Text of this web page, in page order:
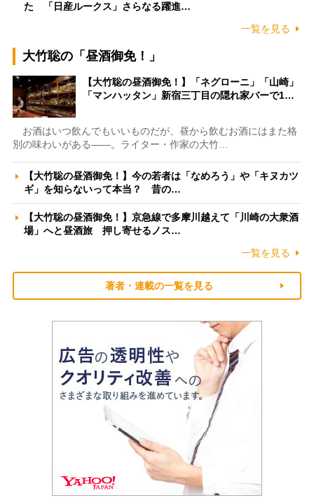
た 「日産ルークス」さらなる躍進…
一覧を見る
大竹聡の「昼酒御免！」
【大竹聡の昼酒御免！】「ネグローニ」「山崎」
「マンハッタン」新宿三丁目の隠れ家バーで1…
お酒はいつ飲んでもいいものだが、昼から飲むお酒にはまた格
別の味わいがある――。ライター・作家の大竹…
【大竹聡の昼酒御免！】今の若者は「なめろう」や「キヌカツ
ギ」を知らないって本当？ 昔の…
【大竹聡の昼酒御免！】京急線で多摩川越えて「川崎の大衆酒
場」へと昼酒旅 押し寄せるノス…
一覧を見る
著者・連載の一覧を見る